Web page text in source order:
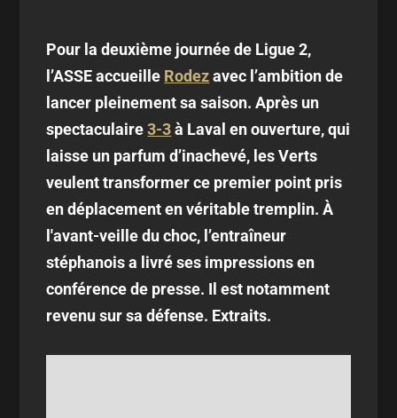
Pour la deuxième journée de Ligue 2,
l’ASSE accueille Rodezavec l’ambition de
lancer pleinement sa saison. Après un
spectaculaire3-3à Laval en ouverture, qui
laisse un parfum d’inachevé, les Verts
veulent transformer ce premier point pris
en déplacement en véritable tremplin. À
l'avant-veille du choc, l’entraîneur
stéphanois a livré ses impressions en
conférence de presse. Il est notamment
revenu sur sa défense. Extraits.